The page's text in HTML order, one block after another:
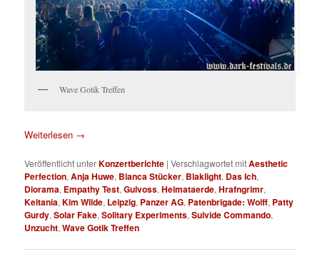
Wave Gotik Treffen
Weiterlesen →
Veröffentlicht unterKonzertberichte |Verschlagwortet mitAesthetic
Perfection,Anja Huwe, Bianca Stücker, Blaklight, Das Ich,
Diorama, Empathy Test,Gulvoss,Heimataerde,Hrafngrimr,
Keltania,Kim Wilde, Leipzig, Panzer AG, Patenbrigade: Wolff, Patty
Gurdy,Solar Fake,Solitary Experiments,Suivide Commando,
Unzucht,Wave Gotik Treffen